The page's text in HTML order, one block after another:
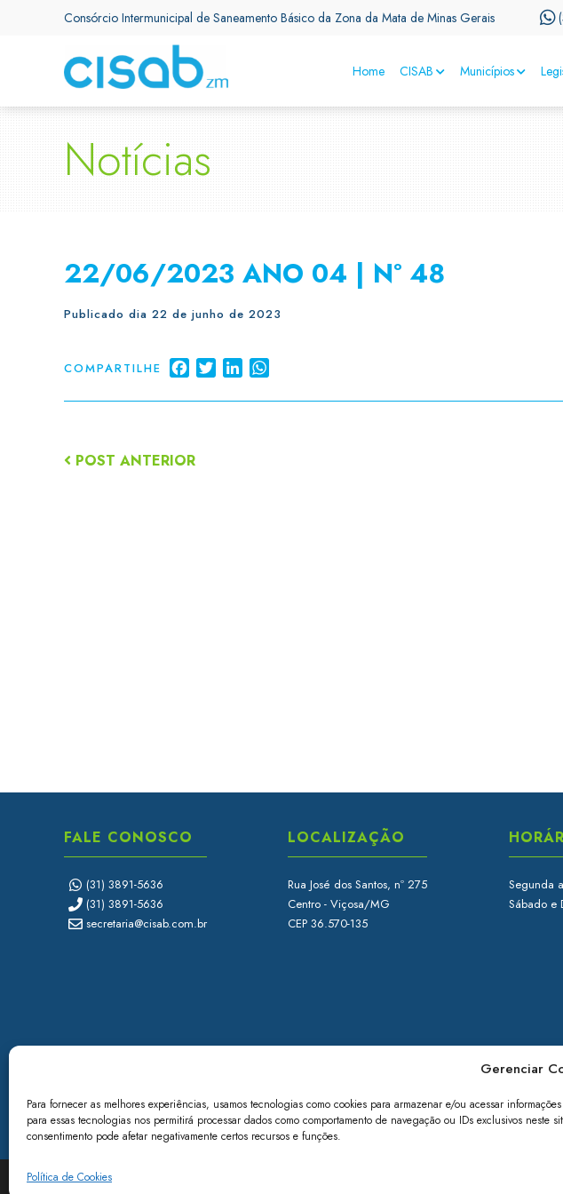
Gerenciar
Para fornecer as melhores experiências, usamos tecnologias como cookies para armazenar e/ou acessar
para essas tecnologias nos permitirá processar dados como comportamento de navegação ou IDs exclusivos neste
consentimento pode afetar negativamente certos recursos e funções.
Política de Cookies
Consórcio Intermunicipal de Saneamento Básico da Zona da Mata de Minas Gerais
Home CISAB Municípios
Notícias
22/06/2023 ANO 04 | Nº 48
Publicado dia 22 de junho de 2023
COMPARTILHE FacebookTwitterLinkedIn
POST ANTERIOR
FALE CONOSCO
(31) 3891-5636
(31) 3891-5636
secretaria@cisab.com.br
LOCALIZAÇÃO
Rua José dos Santos, nº 275
Centro - Viçosa/MG
CEP 36.570-135
Segunda
Sábado e